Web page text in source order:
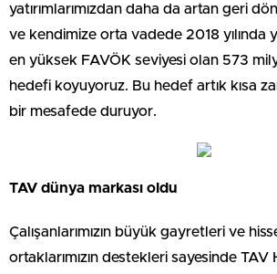
yatırımlarımızdan daha da artan geri
ve kendimize orta vadede 2018 yılında
en yüksek FAVÖK seviyesi olan 573
hedefi koyuyoruz. Bu hedef artık kısa
bir mesafede duruyor.
TAV dünya markası oldu
Çalışanlarımızın büyük gayretleri ve
ortaklarımızın destekleri sayesinde TAV